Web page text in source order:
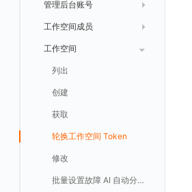
Authing
Azure AD
IAM Identity Center
常见问题
导入
扩展信息配置
导入
创建
修改
修改
删除
删除
导出
新建
修改
导入
获取
导出
新建
修改
删除
列出
获取
新建
修改
删除
导出
服务性能
列出
获取
导出
订阅
修改
回复 列出
回复 创建
回复 修改
回复 删除
等级 列出
自定义等级 添加
自定义等级 修改
自定义等级 删除
新建
修改
删除
列出
获取
新增
Issue 发现
新建自动发现配置
修改自动发现配置
删除自动发现配置
获取
新建
修改
故障评论 查询
故障评论 创建
回复 修改
故障操作记录 查询
附件上传
附件删除
新建
修改
删除
自定义等级 添加
自定义等级 修改
自定义等级 删除
默认配置状态 获取
默认配置状态修改
更新
操作记录列表
评论列表
添加评论
修改评论
获取
新建
修改
禁用/启用
删除
修改主机 label
列出
创建
修改
删除
导出
统一目录实体列表
统一目录实体详情
统一目录实体导出
统一目录实体创建
统一目录实体修改
统一目录实体删除
统一目录实体类型列表
统一目录实体类型详情
拓扑图
统一目录拓扑字段筛选项
统一目录拓扑查询
聚类查询
获取查询任务结果
发送查询任务
索引
列出
获取索引信息
导出
导入
创建默认类型索引
修改默认类型索引配置
绑定索引
数据转发
列出
获取
新建
修改
删除
创建数据查询任务
数据访问
列出
获取
新建
新建单个数据访问规则
修改
指标
获取指标集相关信息
指标和标签信息获取
获取指标 Tags 信息
获取日志 Schema 信息
获取日志索引列表
获取日志索引 Tags 信息
聚合生成指标
列出
新建
获取
修改
禁用/启用
删除
用户访问监测
应用
快速列出 RUM 配置
添加 RUM 配置
修改 RUM 配置
删除 RUM 配置
SourceMap
列出
删除
分片上传初始化
上传单个分片
列出已上传的分片列表
可用性监测
拨测任务
创建
删除
修改
禁用/启用
创建多步拨测任务
自建节点管理
列出
获取
删除
新建
监控
监控器
列出
获取
新建
SLO
创建
获取
列出
智能巡检
列出
获取
静默配置
列出
告警策略
LLM监测
应用
快速列出 LLM 配置
列出 LLM 配置
获取 LLM 配置
管理
字段管理
列出
获取
全局标签
列出
成员管理
快照管理
列出
新建
DQL 数据查询
DQL 数据异步查询
Func 函数
GoogleCloud
OBCloud
开始安装
激活产品
DataWay
版本历史
Dataway 安装使用
数据分流
数据聚合和采样
聚合
部署方案
云上基础设施部署
资源、系统要求
华为云部署手册
自建基础设施部署
资源、系统要求
单机环境部署
资源、系统要求
SSO 管理
自定义映射
LDAP 单点登录
自定义 OIDC 接入（部署版）
管理后台手册
工作空间管理
用户管理
菜单管理
模版管理
字段管理
设置管理
应用服务配置项手册
开启自身的可观测
域名访问修改成IP访问
配置邮件服务
切换域名
切换日志引擎
切换时序引擎
运维FAQ
kubernetes集群
观测云底座
Doris
GuanceDB
OpenSearch
使用FAQ
日志引擎存储空间不足
监控器问题排查
数据断档问题排查
数据写入延迟如何处理
升级观测云
容量规划
日志引擎容量规划
计量数据结构与使用
列出
获取
新增
修改
启用/禁用
删除
修改品牌标识
管理后台账号
列出
创建
获取
修改
启用/禁用
删除
工作空间成员
列出
添加成员
修改
更换空间拥有者
工作空间
列出
创建
获取
轮换工作空间 Token
修改
批量设置故障 AI 自动分析配置